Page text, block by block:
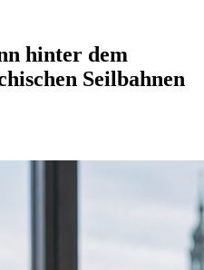
hinter dem
Seilbahnen